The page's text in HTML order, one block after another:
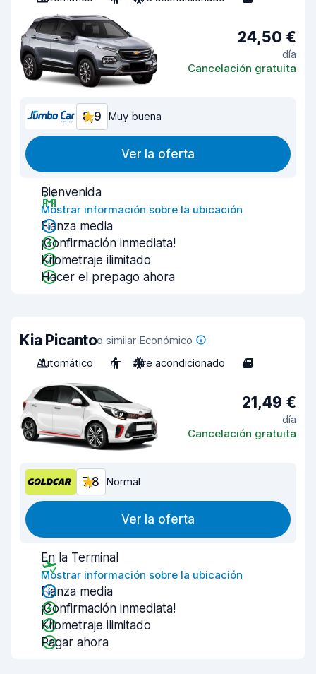
24,50 €
día
Cancelación gratuita
8,9 Muy buena
Ver la oferta
Bienvenida
Mostrar información sobre la ubicación
Fianza media
¡Confirmación inmediata!
Kilometraje ilimitado
Hacer el prepago ahora
Kia Picantoo similar Económico
Automático
4 Aire acondicionado 4
21,49 €
día
Cancelación gratuita
7,8 Normal
Ver la oferta
En la Terminal
Mostrar información sobre la ubicación
Fianza media
¡Confirmación inmediata!
Kilometraje ilimitado
Pagar ahora